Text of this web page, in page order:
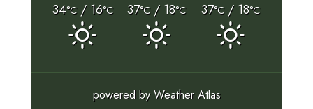
34°C/ 16°C 37°C / 18°C 37°C / 18°C
powered byWeather Atlas